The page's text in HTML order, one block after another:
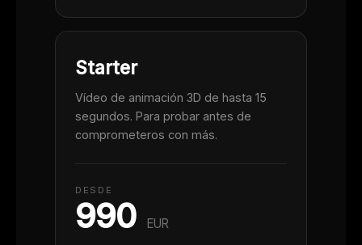
Starter
Vídeo de animación 3D de hasta 15
segundos. Para probar antes de
comprometeros con más.
DESDE
990 EUR